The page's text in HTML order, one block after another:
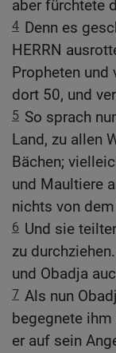
aber fürchtete
4 Denn es
HERRN
Propheten und
dort 50, und
5 So sprach
Land, zu allen
Bächen;
und Maultiere
nichts von
6 Und sie
zu
und Obadja
7 Als nun
begegnete ihm
er auf sein